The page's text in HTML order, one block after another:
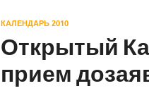
КАЛЕНДАРЬ 2010
Открытый
прием